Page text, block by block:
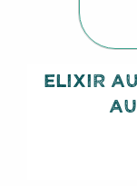
Elixir